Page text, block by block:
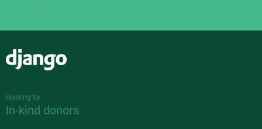
Hosting by
In-kind donors